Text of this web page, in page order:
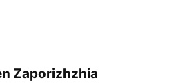
Zaporizhzhia